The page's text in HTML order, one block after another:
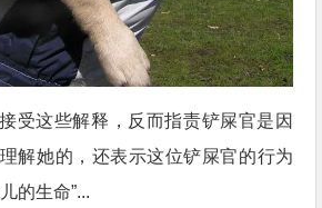
受这些解释，反而指责铲屎官是因
解她的，还表示这位铲屎官的行为
的生命”...